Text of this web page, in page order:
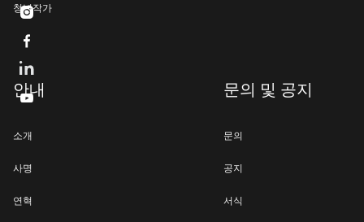
청년작가
안내
소개
사명
연혁
문의 및 공지
문의
공지
서식


